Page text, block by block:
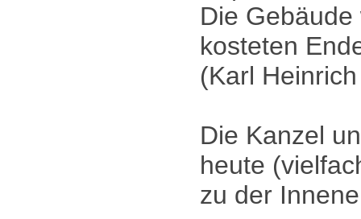
Die
kosteten
(Karl
Die Kanzel
heute
zu der